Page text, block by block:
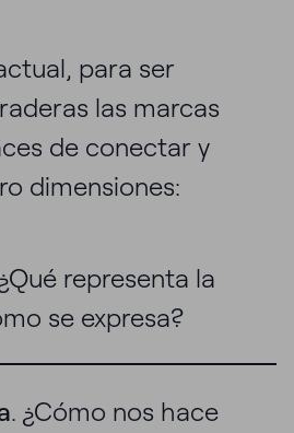
para ser
las marcas
de conectar y
dimensiones:
representa la
se expresa?
. ¿Cómo nos hace